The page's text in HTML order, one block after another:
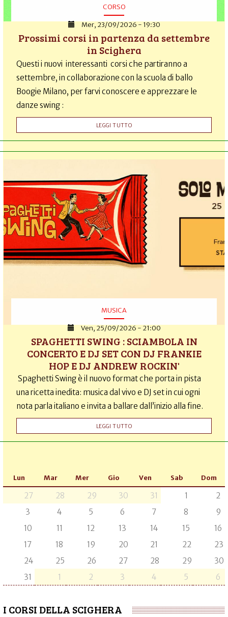
bz2
gz
rar
tar
zip.
CORSO
Mer, 23/09/2026 - 19:30
Prossimi corsi in partenza da settembre
in Scighera
Questi i nuovi interessanti corsi che partiranno a
settembre, in collaborazione con la scuola di ballo
Boogie Milano, per farvi conoscere e apprezzare le
danze swing :
LEGGI TUTTO
MUSICA
Ven, 25/09/2026 - 21:00
SPAGHETTI SWING : SCIAMBOLA IN
CONCERTO E DJ SET CON DJ FRANKIE
HOP E DJ ANDREW ROCKIN'
Spaghetti Swing è il nuovo format che porta in pista
una ricetta inedita: musica dal vivo e DJ set in cui ogni
nota parla italiano e invita a ballare dall’inizio alla fine.
LEGGI TUTTO
Lun Mar Mer Gio Ven Sab Dom
27 28 29 30 31 1
2
3
4 5 6 7 8
9
10
11 12 13 14 15
16
17
18 19 20 21 22
23
24
25 26 27 28 29
30
31
1 2 3 4 5 6
I CORSI DELLA SCIGHERA